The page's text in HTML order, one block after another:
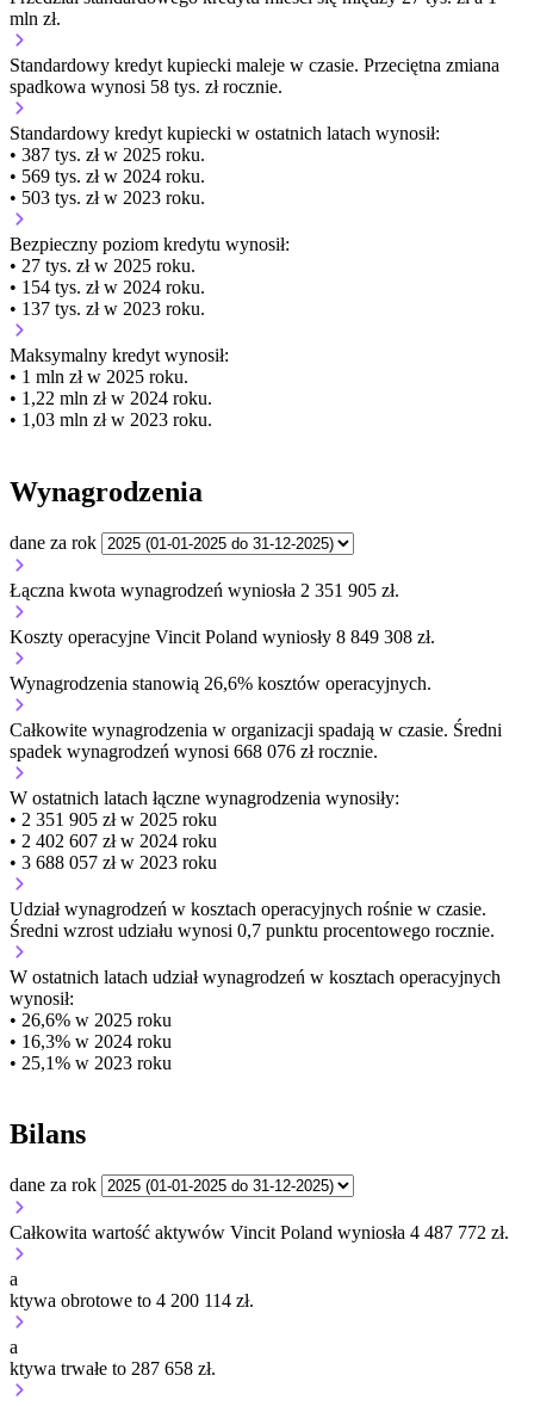
mln zł.
Standardowy kredyt kupiecki maleje w czasie. Przeciętna zmiana
spadkowa wynosi 58 tys. zł rocznie.
Standardowy kredyt kupiecki w ostatnich latach wynosił:
• 387 tys. zł w 2025 roku.
• 569 tys. zł w 2024 roku.
• 503 tys. zł w 2023 roku.
Bezpieczny poziom kredytu wynosił:
• 27 tys. zł w 2025 roku.
• 154 tys. zł w 2024 roku.
• 137 tys. zł w 2023 roku.
Maksymalny kredyt wynosił:
• 1 mln zł w 2025 roku.
• 1,22 mln zł w 2024 roku.
• 1,03 mln zł w 2023 roku.
Wynagrodzenia
dane za rok
Łączna kwota wynagrodzeń wyniosła 2 351 905 zł.
Koszty operacyjne Vincit Poland wyniosły 8 849 308 zł.
Wynagrodzenia stanowią 26,6% kosztów operacyjnych.
Całkowite wynagrodzenia w organizacji spadają w czasie. Średni
spadek wynagrodzeń wynosi 668 076 zł rocznie.
W ostatnich latach łączne wynagrodzenia wynosiły:
• 2 351 905 zł w 2025 roku
• 2 402 607 zł w 2024 roku
• 3 688 057 zł w 2023 roku
Udział wynagrodzeń w kosztach operacyjnych rośnie w czasie.
Średni wzrost udziału wynosi 0,7 punktu procentowego rocznie.
W ostatnich latach udział wynagrodzeń w kosztach operacyjnych
wynosił:
• 26,6% w 2025 roku
• 16,3% w 2024 roku
• 25,1% w 2023 roku
Bilans
dane za rok
Całkowita wartość aktywów Vincit Poland wyniosła 4 487 772 zł.
a
ktywa obrotowe to 4 200 114 zł.
a
ktywa trwałe to 287 658 zł.